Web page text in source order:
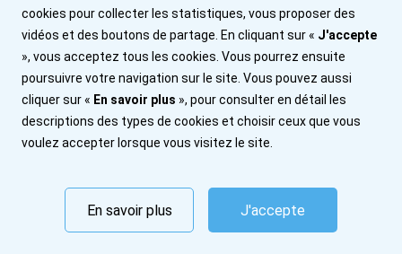
Abonnez-vous
Aide
Nous contacter
Plan du site
Mentions légales
© 2026 Institut Benjamin Delessert. Tous droits réservés.
cookies pour collecter les statistiques, vous proposer des
vidéos et des boutons de partage. En cliquant sur « J'accepte
», vous acceptez tous les cookies. Vous pourrez ensuite
poursuivre votre navigation sur le site. Vous pouvez aussi
cliquer sur « En savoir plus », pour consulter en détail les
descriptions des types de cookies et choisir ceux que vous
voulez accepter lorsque vous visitez le site.
En savoir plus J'accepte